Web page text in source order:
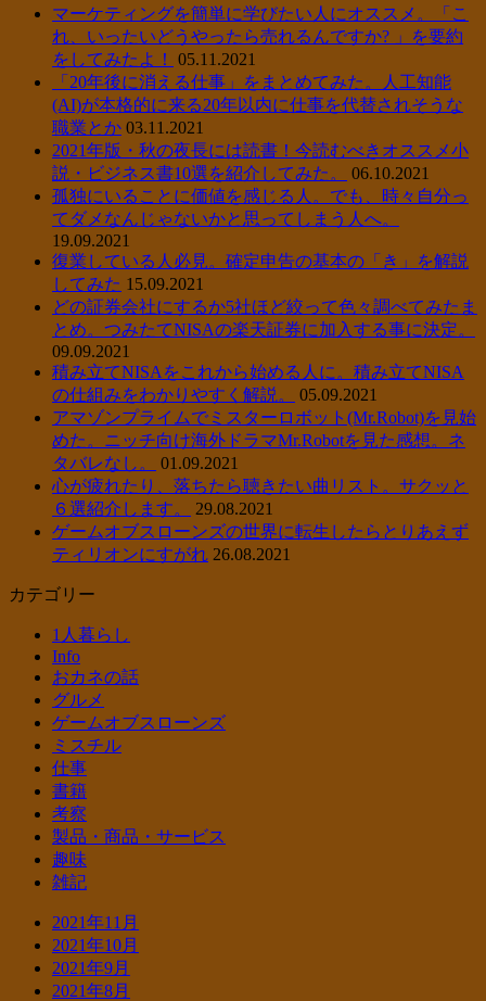
マーケティングを簡単に学びたい人にオススメ。「こ
れ、いったいどうやったら売れるんですか? 」を要約
をしてみたよ！
05.11.2021
「20年後に消える仕事」をまとめてみた。人工知能
(AI)が本格的に来る20年以内に仕事を代替されそうな
職業とか 03.11.2021
2021年版・秋の夜長には読書！今読むべきオススメ小
説・ビジネス書10選を紹介してみた。
06.10.2021
孤独にいることに価値を感じる人。でも、時々自分っ
てダメなんじゃないかと思ってしまう人へ。
19.09.2021
復業している人必見。確定申告の基本の「き」を解説
してみた 15.09.2021
どの証券会社にするか5社ほど絞って色々調べてみたま
とめ。つみたてNISAの楽天証券に加入する事に決定。
09.09.2021
積み立てNISAをこれから始める人に。積み立てNISA
の仕組みをわかりやすく解説。
05.09.2021
アマゾンプライムでミスターロボット(Mr.Robot)を見始
めた。ニッチ向け海外ドラマMr.Robotを見た感想。ネ
タバレなし。
01.09.2021
心が疲れたり、落ちたら聴きたい曲リスト。サクッと
６選紹介します。
29.08.2021
ゲームオブスローンズの世界に転生したらとりあえず
ティリオンにすがれ 26.08.2021
カテゴリー
1人暮らし
Info
おカネの話
グルメ
ゲームオブスローンズ
ミスチル
仕事
書籍
考察
製品・商品・サービス
趣味
雑記
2021年11月
2021年10月
2021年9月
2021年8月